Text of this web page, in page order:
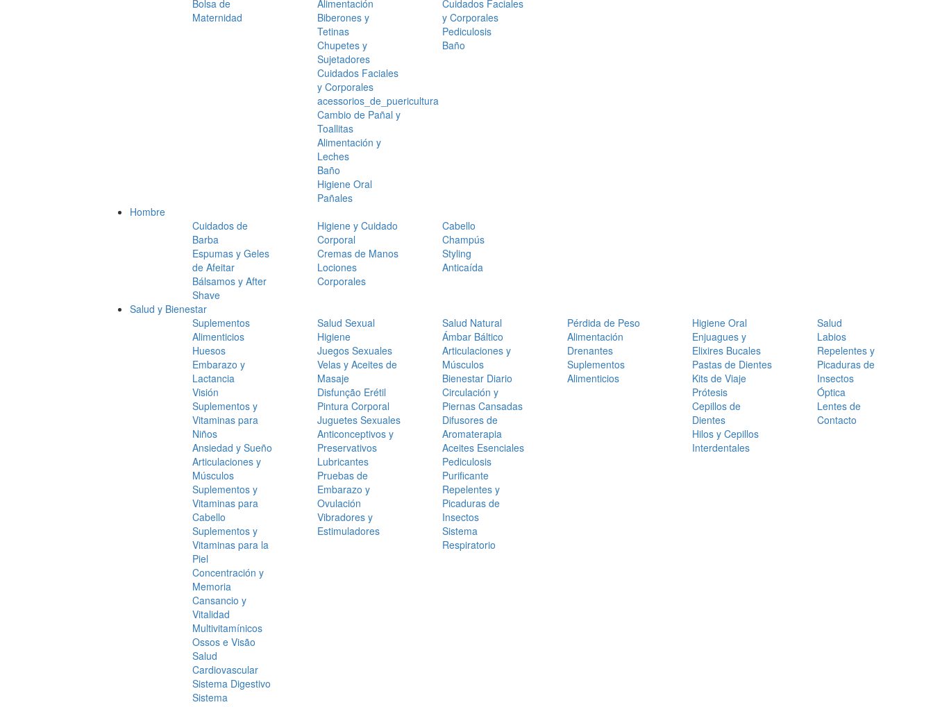
Bolsa de
Maternidad
Alimentación
Biberones y
Tetinas
Chupetes y
Sujetadores
Cuidados Faciales
y Corporales
acessorios_de_puericultura
Cambio de Pañal y
Toallitas
Alimentación y
Leches
Baño
Higiene Oral
Pañales
Cuidados Faciales
y Corporales
Pediculosis
Baño
Hombre
Cuidados de
Barba
Espumas y Geles
de Afeitar
Bálsamos y After
Shave
Higiene y Cuidado
Corporal
Cremas de Manos
Lociones
Corporales
Cabello
Champús
Styling
Anticaída
Salud y Bienestar
Suplementos
Alimenticios
Huesos
Embarazo y
Lactancia
Visión
Suplementos y
Vitaminas para
Niños
Ansiedad y Sueño
Articulaciones y
Músculos
Suplementos y
Vitaminas para
Cabello
Suplementos y
Vitaminas para la
Piel
Concentración y
Memoria
Cansancio y
Vitalidad
Multivitamínicos
Ossos e Visão
Salud
Cardiovascular
Sistema Digestivo
Sistema
Salud Sexual
Higiene
Juegos Sexuales
Velas y Aceites de
Masaje
Disfunção Erétil
Pintura Corporal
Juguetes Sexuales
Anticonceptivos y
Preservativos
Lubricantes
Pruebas de
Embarazo y
Ovulación
Vibradores y
Estimuladores
Salud Natural
Ámbar Báltico
Articulaciones y
Músculos
Bienestar Diario
Circulación y
Piernas Cansadas
Difusores de
Aromaterapia
Aceites Esenciales
Pediculosis
Purificante
Repelentes y
Picaduras de
Insectos
Sistema
Respiratorio
Pérdida de Peso
Alimentación
Drenantes
Suplementos
Alimenticios
Higiene Oral
Enjuagues y
Elixires Bucales
Pastas de Dientes
Kits de Viaje
Prótesis
Cepillos de
Dientes
Hilos y Cepillos
Interdentales
Salud
Labios
Repelentes y
Picaduras de
Insectos
Óptica
Lentes de
Contacto